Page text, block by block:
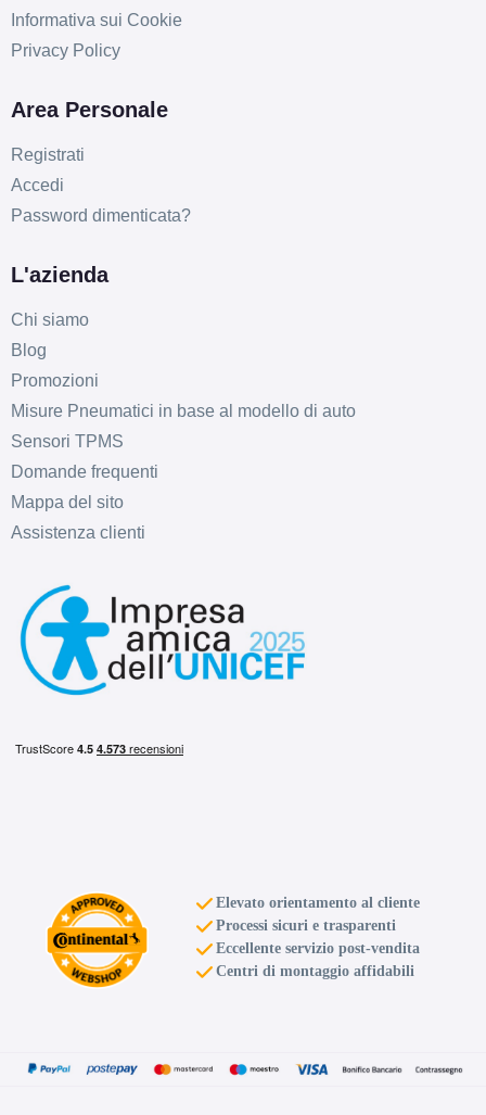
Informativa sui Cookie
Privacy Policy
Area Personale
Registrati
Accedi
Password dimenticata?
L'azienda
Chi siamo
Blog
Promozioni
Misure Pneumatici in base al modello di auto
Sensori TPMS
Domande frequenti
Mappa del sito
Assistenza clienti
Elevato orientamento al cliente
Processi sicuri e trasparenti
Eccellente servizio post-vendita
Centri di montaggio affidabili